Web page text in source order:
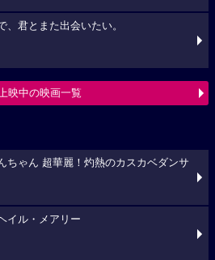
、君とまた出会いたい。
映中の映画一覧
ちゃん 超華麗！灼熱のカスカベダンサ
イル・メアリー